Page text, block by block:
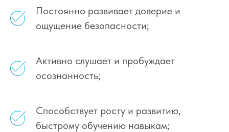
Постоянно развивает доверие и
ощущение безопасности;
Активно слушает и пробуждает
осознанность;
Способствует росту и развитию,
быстрому обучению навыкам;